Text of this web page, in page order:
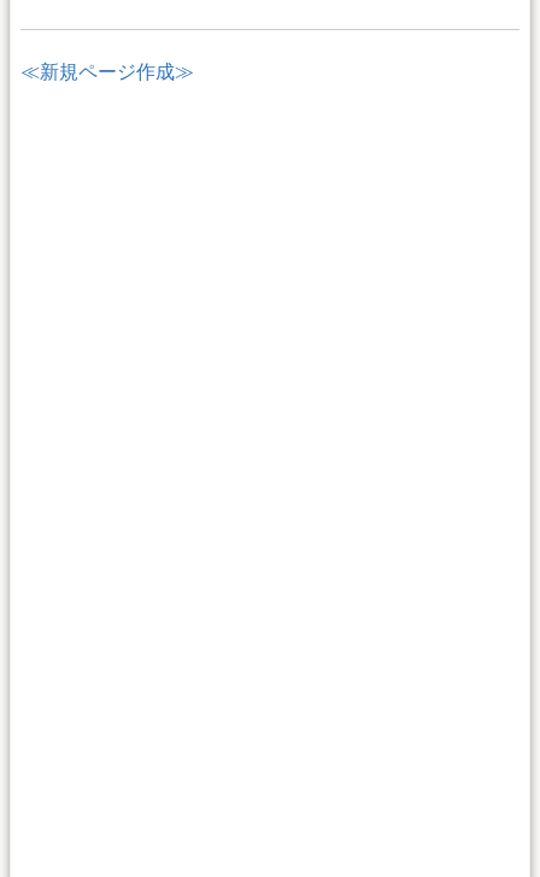
≪新規ページ作成≫